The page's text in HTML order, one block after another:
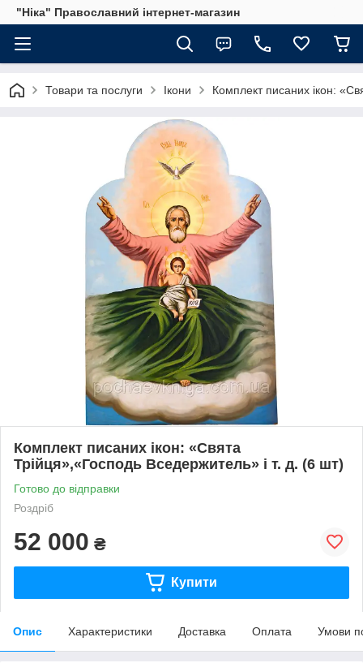
"Ніка" Православний інтернет-магазин
Товари та послуги Ікони Комплект писаних ікон:
Комплект писаних ікон: «Свята
Трійця»,«Господь Вседержитель» і т. д. (6 шт)
Готово до відправки
Роздріб
52 000 ₴
Купити
Опис Характеристики Доставка Оплата Умови